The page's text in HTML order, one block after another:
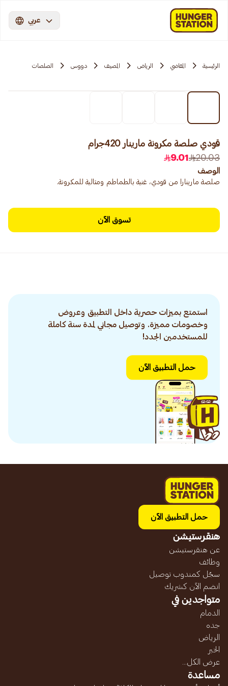
عربي
الرئيسية المقاضي الرياض المصيف دووس الصلصات
قودي صلصة مكرونة مارينار 420جرام
20.03
9.01
الوصف
صلصة مارينارا من قودي، غنية بالطماطم ومثالية للمكرونة.
تسوق الآن
استمتع بميزات حصرية داخل التطبيق وعروض
وخصومات مميزة. وتوصيل مجاني لمدة سنة كاملة
للمستخدمين الجدد!
حمل التطبيق الآن
حمل التطبيق الآن
هنقرستيشن
عن هنقرستيشن
وظائف
سجّل كمندوب توصيل
انضم الآن كشريك
متواجدين في
الدمام
جده
الرياض
الخبر
عرض الكل...
مساعدة